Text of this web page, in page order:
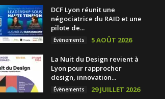
DCF Lyon réunit une
négociatrice du RAID et une
pilote de...
Évènements 5 AOÛT 2026
La Nuit du Design revient à
Lyon pour rapprocher
design, innovation...
Évènements 29 JUILLET 2026